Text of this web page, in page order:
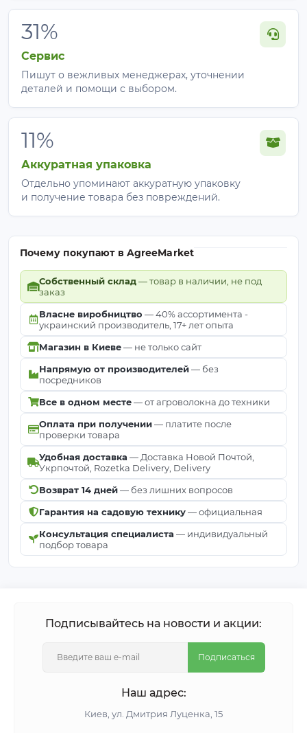
31%
Сервис
Пишут о вежливых менеджерах, уточнении
деталей и помощи с выбором.
11%
Аккуратная упаковка
Отдельно упоминают аккуратную упаковку
и получение товара без повреждений.
Почему покупают в AgreeMarket
Собственный склад— товар в наличии, не под
заказ
Власне виробництво — 40% ассортимента -
украинский производитель, 17+ лет опыта
Магазин в Киеве— не только сайт
Напрямую от производителей— без
посредников
Все в одном месте— от агроволокна до техники
Оплата при получении— платите после
проверки товара
Удобная доставка — Доставка Новой Почтой,
Укрпочтой, Rozetka Delivery, Delivery
Возврат 14 дней— без лишних вопросов
Гарантия на садовую технику— официальная
Консультация специалиста — индивидуальный
подбор товара
Подписывайтесь на новости и акции:
Подписаться
Наш адрес:
Киeв, ул. Дмитрия Луценка, 15